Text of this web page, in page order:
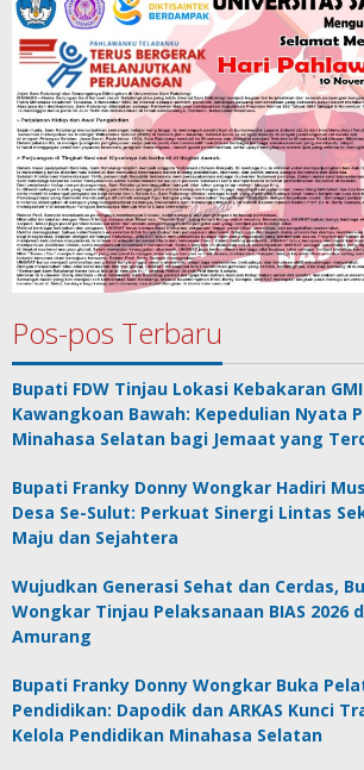
Pos-pos Terbaru
Bupati FDW Tinjau Lokasi Kebakaran
Kawangkoan Bawah: Kepedulian Nyata
Minahasa Selatan bagi Jemaat yang
Bupati Franky Donny Wongkar Hadiri
Desa Se-Sulut: Perkuat Sinergi Lintas
Maju dan Sejahtera
Wujudkan Generasi Sehat dan Cerdas,
Wongkar Tinjau Pelaksanaan BIAS 2026
Amurang
Bupati Franky Donny Wongkar Buka
Pendidikan: Dapodik dan ARKAS Kunci
Kelola Pendidikan Minahasa Selatan